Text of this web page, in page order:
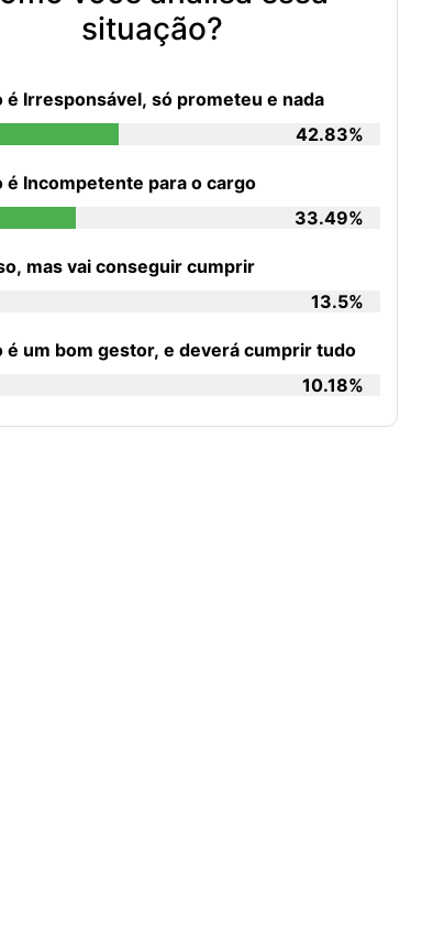
situação?
é Irresponsável, só prometeu e nada
42.83%
é Incompetente para o cargo
33.49%
mas vai conseguir cumprir
13.5%
é um bom gestor, e deverá cumprir tudo
10.18%